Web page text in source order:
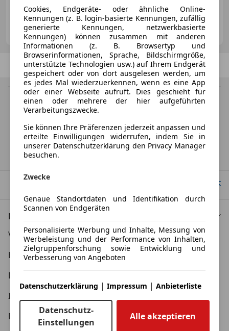
Auto Karlinger GmbH
AT-4240 Freistadt
Zurück 1/1 Weiter
MwSt. ausweisbar
Herstellerangabe für Neufahrzeuge. Je nach Kilometerstand,
Fahrverhalten, Batteriealter und Ladeverhalten kann die elektrische
Reichweite bei Gebrauchtwagen deutlich abweichen.
Startseite
Nützliche Links
Verbraucher AGB
Händler AGB
Datenschutzerklärung
Impressum
Erklärung zur Barrierefreiheit
Cookies, Endgeräte- oder ähnliche Online-
Kennungen (z. B. login-basierte Kennungen, zufällig
generierte Kennungen, netzwerkbasierte
Kennungen) können zusammen mit anderen
Informationen (z. B. Browsertyp und
Browserinformationen, Sprache, Bildschirmgröße,
unterstützte Technologien usw.) auf Ihrem Endgerät
gespeichert oder von dort ausgelesen werden, um
es jedes Mal wiederzuerkennen, wenn es eine App
oder einer Webseite aufruft. Dies geschieht für
einen oder mehrere der hier aufgeführten
Verarbeitungszwecke.
Sie können Ihre Präferenzen jederzeit anpassen und
erteilte Einwilligungen widerrufen, indem Sie in
unserer Datenschutzerklärung den Privacy Manager
besuchen.
Zwecke
Genaue Standortdaten und Identifikation durch
Scannen von Endgeräten
Personalisierte Werbung und Inhalte, Messung von
Werbeleistung und der Performance von Inhalten,
Zielgruppenforschung sowie Entwicklung und
Verbesserung von Angeboten
Essentielle Seitenfunktionen
Wir bzw. diese Anbieter nutzen Cookies oder
ähnliche Tools und Technologien, die für die
Datenschutzerklärung | Impressum | Anbieterliste
Datenschutz-
Einstellungen
Alle akzeptieren